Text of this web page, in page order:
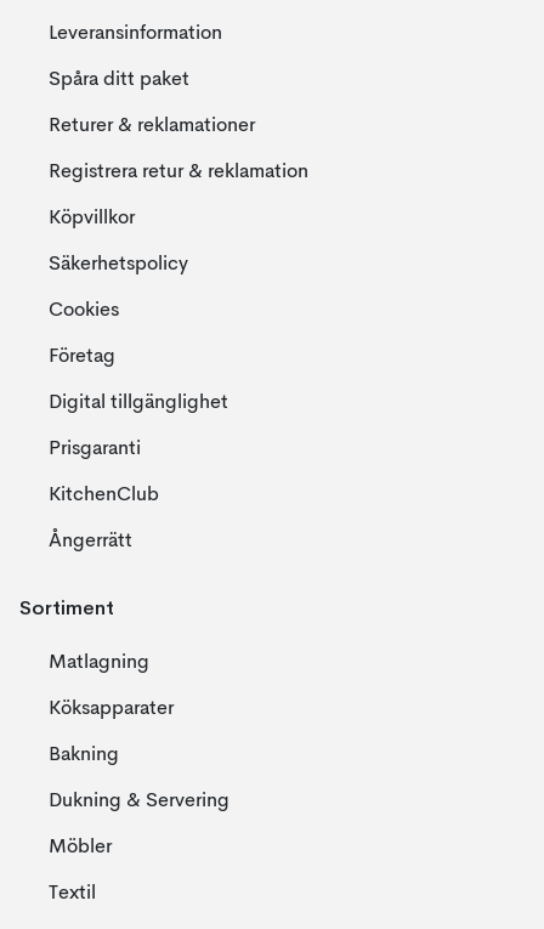
Leveransinformation
Spåra ditt paket
Returer & reklamationer
Registrera retur & reklamation
Köpvillkor
Säkerhetspolicy
Cookies
Företag
Digital tillgänglighet
Prisgaranti
KitchenClub
Ångerrätt
Sortiment
Matlagning
Köksapparater
Bakning
Dukning & Servering
Möbler
Textil